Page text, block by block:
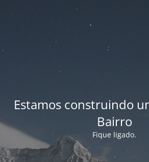
Estamos construindo
Bairro
Fique ligado.